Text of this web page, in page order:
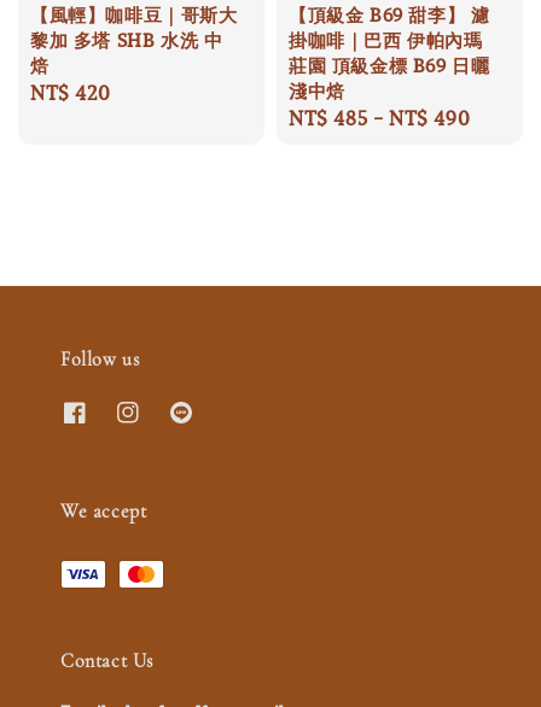
【風輕】咖啡豆｜哥斯大
黎加 多塔 SHB 水洗 中
焙
Regular
NT$ 420
【頂級金 B69 甜李】 濾
掛咖啡｜巴西 伊帕內瑪
莊園 頂級金標 B69 日曬
淺中焙
Regular
NT$ 485 -NT$ 490
Follow us
We accept
Contact Us